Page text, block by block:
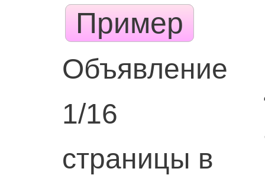
Пример
Объявление
1/16
страницы в